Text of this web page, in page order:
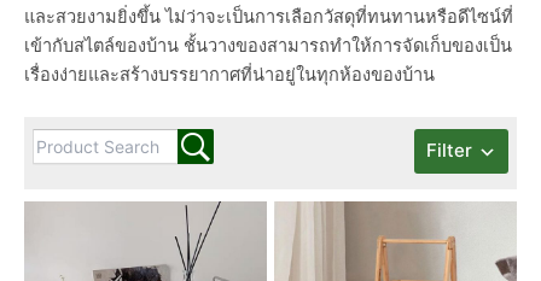
และสวยงามยิ่งขึ้น ไม่ว่าจะเป็นการเลือกวัสดุที่ทนทานหรือดีไซน์ที่
เข้ากับสไตล์ของบ้าน ชั้นวางของสามารถทำให้การจัดเก็บของเป็น
เรื่องง่ายและสร้างบรรยากาศที่น่าอยู่ในทุกห้องของบ้าน
Filter